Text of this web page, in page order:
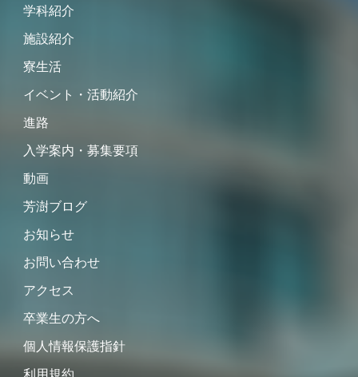
学科紹介
施設紹介
寮生活
イベント・活動紹介
進路
入学案内・募集要項
動画
芳澍ブログ
お知らせ
お問い合わせ
アクセス
卒業生の方へ
個人情報保護指針